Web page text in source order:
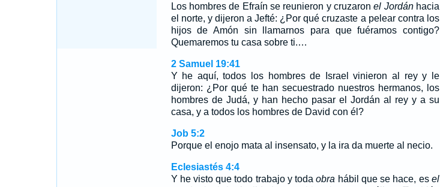
Los hombres de Efraín se reunieron y cruzaronel Jordánhacia
el norte, y dijeron a Jefté: ¿Por qué cruzaste a pelear contra los
hijos de Amón sin llamarnos para que fuéramos contigo?
Quemaremos tu casa sobre ti.…
2 Samuel 19:41
Y he aquí, todos los hombres de Israel vinieron al rey y le
dijeron: ¿Por qué te han secuestrado nuestros hermanos, los
hombres de Judá, y han hecho pasar el Jordán al rey y a su
casa, y a todos los hombres de David con él?
Job 5:2
Porque el enojo mata al insensato, y la ira da muerte al necio.
Eclesiastés 4:4
Y he visto que todo trabajo y todaobra hábil que se hace, es el